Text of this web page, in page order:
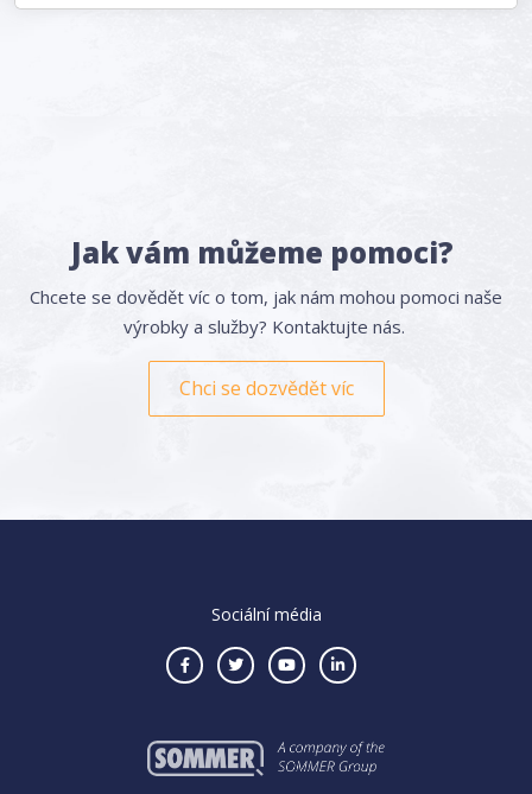
Jak vám můžeme pomoci?
Chcete se dovědět víc o tom, jak nám mohou pomoci naše
výrobky a služby? Kontaktujte nás.
Chci se dozvědět víc
Sociální média